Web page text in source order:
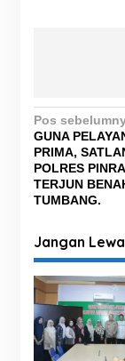
N
a
v
i
a
s
i
p
o
Pos
GUNA
PRIMA,
POLRES
TERJUN
TUMBANG.
Jangan